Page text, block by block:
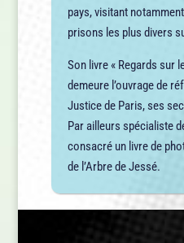
pays, visitant
prisons les plus divers
Son livre « Regards sur
demeure l’ouvrage de
Justice de Paris, ses
Par ailleurs spécialiste
consacré un livre de
de l’Arbre de Jessé.